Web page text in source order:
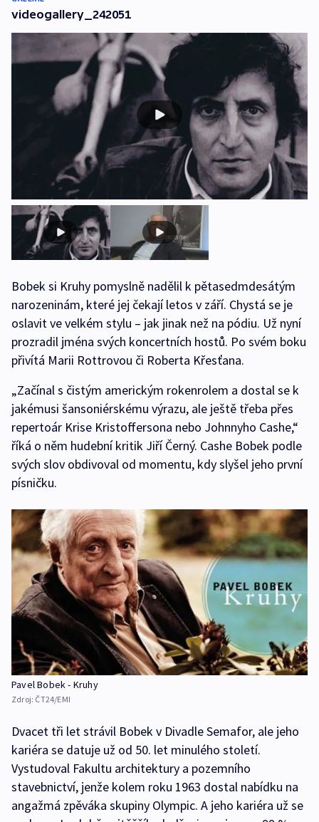
videogallery_242051
Bobek si Kruhy pomyslně nadělil k pětasedmdesátým
narozeninám, které jej čekají letos v září. Chystá se je
oslavit ve velkém stylu – jak jinak než na pódiu. Už nyní
prozradil jména svých koncertních hostů. Po svém boku
přivítá Marii Rottrovou či Roberta Křesťana.
„Začínal s čistým americkým rokenrolem a dostal se k
jakémusi šansoniérskému výrazu, ale ještě třeba přes
repertoár Krise Kristoffersona nebo Johnnyho Cashe,“
říká o něm hudební kritik Jiří Černý. Cashe Bobek podle
svých slov obdivoval od momentu, kdy slyšel jeho první
písničku.
Pavel Bobek - Kruhy
Zdroj: ČT24/EMI
Dvacet tři let strávil Bobek v Divadle Semafor, ale jeho
kariéra se datuje už od 50. let minulého století.
Vystudoval Fakultu architektury a pozemního
stavebnictví, jenže kolem roku 1963 dostal nabídku na
angažmá zpěváka skupiny Olympic. A jeho kariéra už se